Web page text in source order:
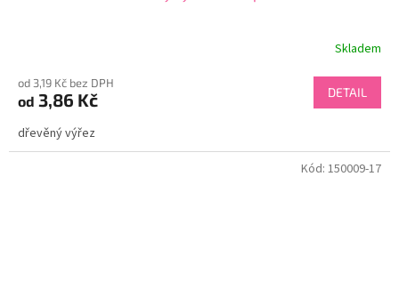
Skladem
od 3,19 Kč bez DPH
od 3,86 Kč DETAIL
dřevěný výřez
Kód: 150009-17